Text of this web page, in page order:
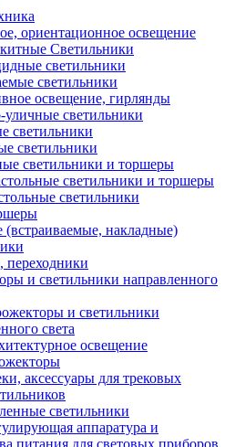
ориентационное освещение
Светильники
светильники
светильники
освещение, гирлянды
светильники
светильники
светильники
светильники и торшеры
светильники и торшеры
светильники
накладные)
переходники
и светильники направленного
и светильники
света
освещение
аксессуары для трековых
светильники
аппаратура и
питания для световых приборов